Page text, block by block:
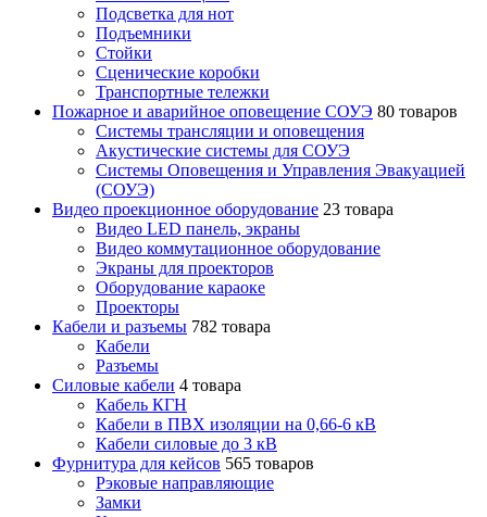
Подсветка для нот
Подъемники
Стойки
Сценические коробки
Транспортные тележки
Пожарное и аварийное оповещение СОУЭ 80 товаров
Cистемы трансляции и оповещения
Акустические системы для СОУЭ
Системы Оповещения и Управления Эвакуацией
(СОУЭ)
Видео проекционное оборудование 23 товара
Видео LED панель, экраны
Видео коммутационное оборудование
Экраны для проекторов
Оборудование караоке
Проекторы
Кабели и разъемы 782 товара
Кабели
Разъемы
Силовые кабели 4 товара
Кабель КГН
Кабели в ПВХ изоляции на 0,66-6 кВ
Кабели силовые до 3 кВ
Фурнитура для кейсов 565 товаров
Рэковые направляющие
Замки